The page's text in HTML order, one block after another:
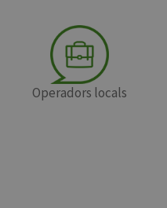
Operadors locals